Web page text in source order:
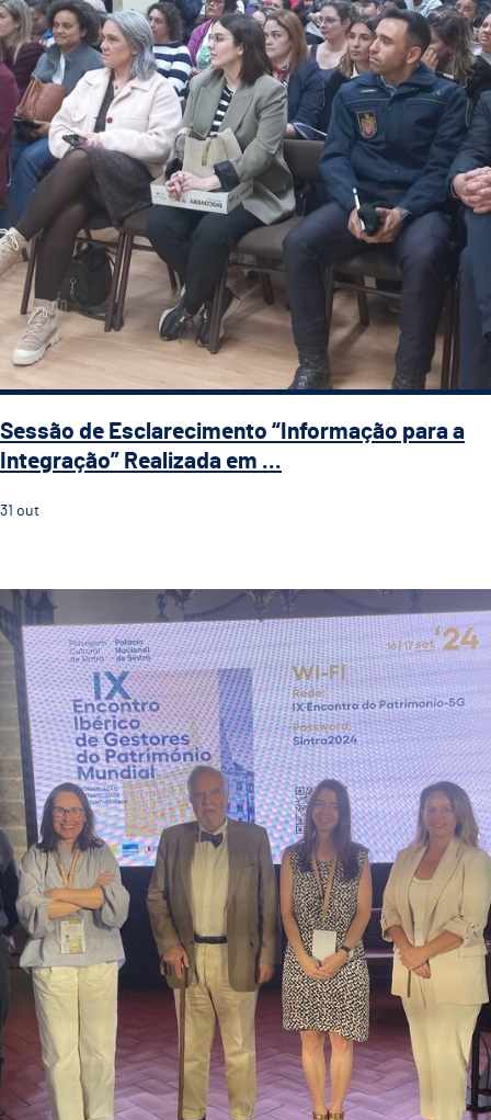
Sessão de Esclarecimento “Informação para a
Integração” Realizada em ...
31 out
Guimarães Representada no IX Encontro Ibérico de